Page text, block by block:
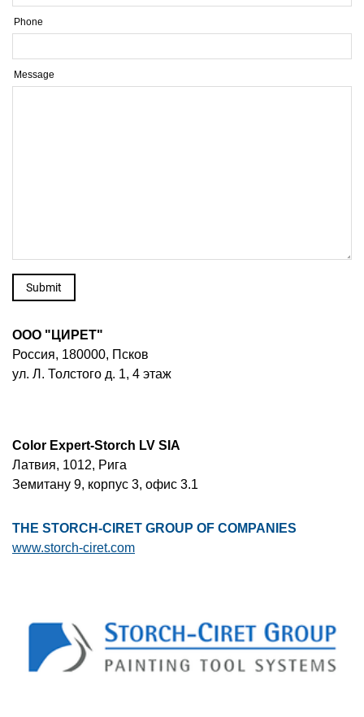
Phone
Message
ООО "ЦИРЕТ"
Россия, 180000, Псков
ул. Л. Толстого д. 1, 4 этаж
Color Expert-Storch LV SIA
Латвия, 1012, Рига
Земитану 9, корпус 3, офис 3.1
THE STORCH-CIRET GROUP OF COMPANIES
www.storch-ciret.com